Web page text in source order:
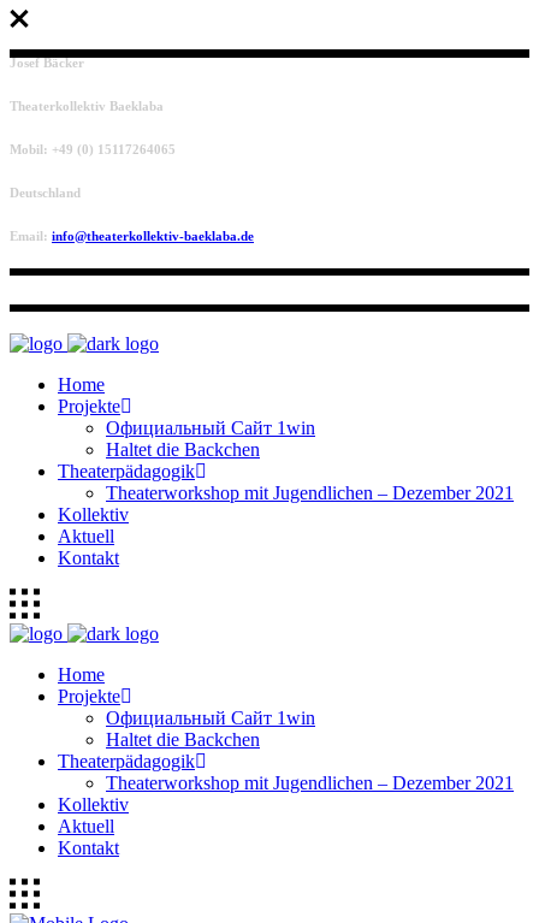
Josef Bäcker
Theaterkollektiv Baeklaba
Mobil: +49 (0) 15117264065
Deutschland
Email: info@theaterkollektiv-baeklaba.de
Home
Projekte
Официальный Сайт 1win
Haltet die Backchen
Theaterpädagogik
Theaterworkshop mit Jugendlichen – Dezember 2021
Kollektiv
Aktuell
Kontakt
Home
Projekte
Официальный Сайт 1win
Haltet die Backchen
Theaterpädagogik
Theaterworkshop mit Jugendlichen – Dezember 2021
Kollektiv
Aktuell
Kontakt